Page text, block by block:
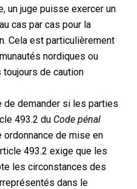
un juge puisse exercer un
cas par cas pour la
Cela est particulièrement
nordiques ou
toujours de caution
de demander si les parties
493.2 du Code pénal
ordonnance de mise en
493.2 exige que les
les circonstances des
dans le